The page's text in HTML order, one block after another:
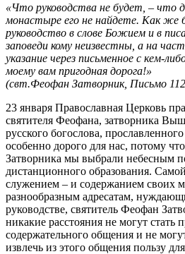
«Что руководства не будет, – что
монастыре его не найдете. Как же
руководство в слове Божием и в
заповеди кому неизвестны, а на
указание через письменное с кем-
моему вам пригодная дорога!»
(свт.Феофан Затворник, Письмо
23 января Православная Церковь
святителя Феофана, затворника
русского богослова,
особенно дорого для нас, потому
Затворника мы выбрали небесным
дистанционного образования.
служением – и содержанием своих
разнообразным адресатам,
руководстве, святитель Феофан
никакие расстояния не могут стать
содержательного общения и не
извлечь из этого общения пользу